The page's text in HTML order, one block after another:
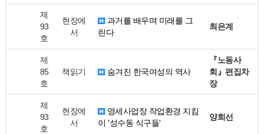
제
93
호
현장에
서
과거를 배우며 미래를 그
린다
최은계
제
85
호
책읽기 숨겨진 한국여성의 역사
『노동사
회』편집차
장
제
93
호
현장에
서
영세사업장 작업환경 지킴
이 '성수동 식구들'
양희선